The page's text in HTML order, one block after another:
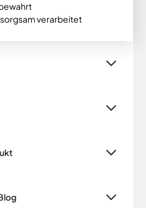
verarbeitet